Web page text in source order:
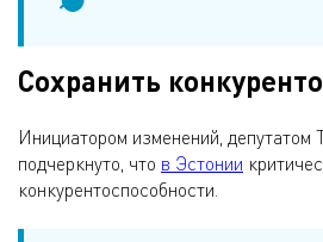
Сохранить
Инициатором изменений, депутатом
подчеркнуто, что в Эстонии
конкурентоспособности.